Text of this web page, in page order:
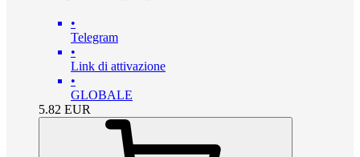
•
Telegram
•
Link di attivazione
•
GLOBALE
5.82 EUR